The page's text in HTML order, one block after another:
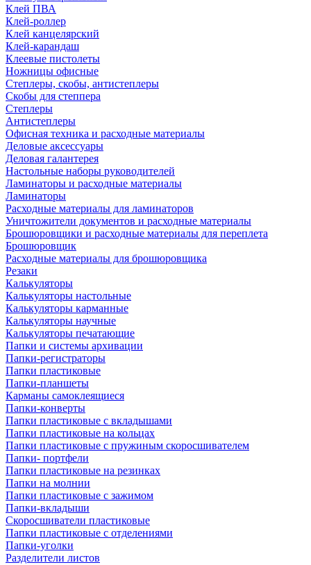
Клей ПВА
Клей-роллер
Клей канцелярский
Клей-карандаш
Клеевые пистолеты
Ножницы офисные
Степлеры, скобы, антистеплеры
Скобы для степпера
Степлеры
Антистеплеры
Офисная техника и расходные материалы
Деловые аксессуары
Деловая галантерея
Настольные наборы руководителей
Ламинаторы и расходные материалы
Ламинаторы
Расходные материалы для ламинаторов
Уничтожители документов и расходные материалы
Брошюровщики и расходные материалы для переплета
Брошюровщик
Расходные материалы для брошюровщика
Резаки
Калькуляторы
Калькуляторы настольные
Калькуляторы карманные
Калькуляторы научные
Калькуляторы печатающие
Папки и системы архивации
Папки-регистраторы
Папки пластиковые
Папки-планшеты
Карманы самоклеящиеся
Папки-конверты
Папки пластиковые с вкладышами
Папки пластиковые на кольцах
Папки пластиковые с пружиным скоросшивателем
Папки- портфели
Папки пластиковые на резинках
Папки на молнии
Папки пластиковые с зажимом
Папки-вкладыши
Скоросшиватели пластиковые
Папки пластиковые с отделениями
Папки-уголки
Разделители листов